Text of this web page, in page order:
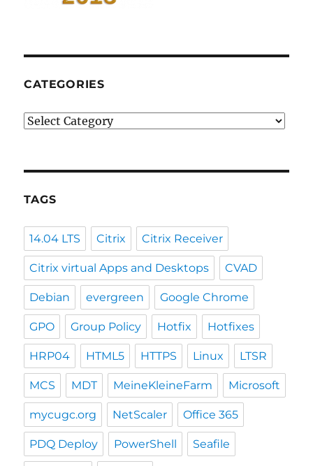
CATEGORIES
Categories
TAGS
14.04 LTS Citrix Citrix Receiver
Citrix virtual Apps and Desktops CVAD
Debian evergreen Google Chrome
GPO Group Policy Hotfix Hotfixes
HRP04 HTML5 HTTPS Linux LTSR
MCS MDT MeineKleineFarm Microsoft
mycugc.org NetScaler Office 365
PDQ Deploy PowerShell Seafile